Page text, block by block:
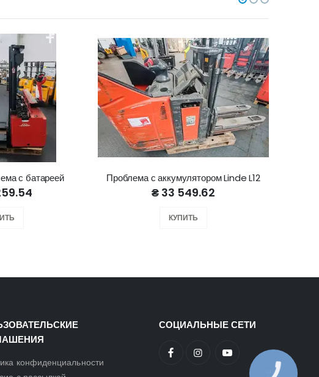
с батареей Проблема с аккумулятором Linde L12
₴ 33 549.62
КУПИТЬ
конфиденциальности
СОЦИАЛЬНЫЕ СЕТИ
КНОПКА